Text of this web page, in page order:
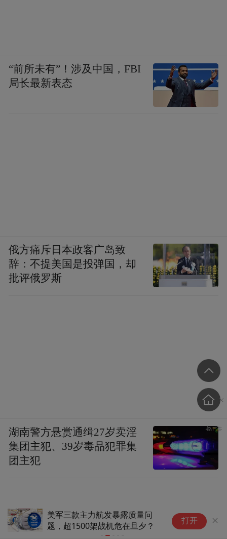
主力航发暴露质量问
架战机危在旦夕？
首款乌克兰自研的滑
将入役，欲打破西方
打开
“前所未有”！涉及中国，FBI
局长最新表态
俄方痛斥日本政客广岛致
辞：不提美国是投弹国，却
批评俄罗斯
湖南警方悬赏通缉27岁卖淫
集团主犯、39岁毒品犯罪集
团主犯